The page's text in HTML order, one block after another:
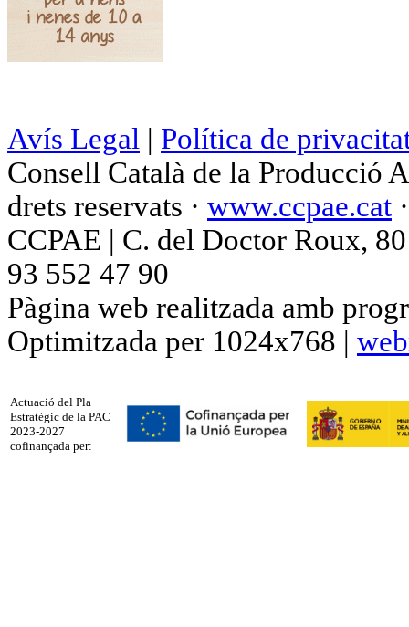
Avís Legal | Política de
Consell Català de la Producció
drets reservats · www.ccpae.cat
CCPAE | C. del Doctor Roux,
93 552 47 90
Pàgina web realitzada amb
Optimitzada per 1024x768 |
Actuació del Pla
Estratègic de la PAC
2023-2027
cofinançada per: